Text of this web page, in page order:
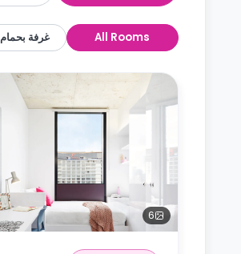
All Rooms غرفة بحمام
6